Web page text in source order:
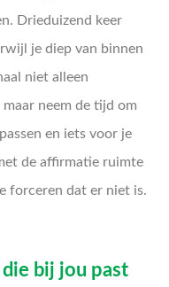
Drieduizend keer
je diep van binnen
niet alleen
neem de tijd om
en iets voor je
de affirmatie ruimte
forceren dat er niet is.
bij jou past